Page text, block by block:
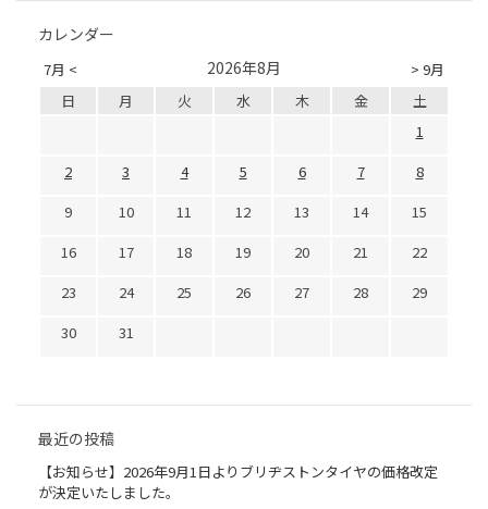
カレンダー
7月 < > 9月
2026年8月
日 月 火 水 木 金
土
1
2
3 4 5 6 7
8
9
10 11 12 13 14
15
16
17 18 19 20 21
22
23
24 25 26 27 28
29
30
31
最近の投稿
【お知らせ】2026年9月1日よりブリヂストンタイヤの価格改定
が決定いたしました。